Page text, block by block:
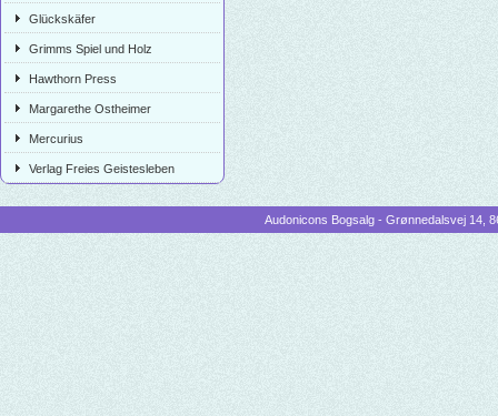
Glückskäfer
Grimms Spiel und Holz
Hawthorn Press
Margarethe Ostheimer
Mercurius
Verlag Freies Geistesleben
Audonicons Bogsalg - Grønnedalsvej 14,